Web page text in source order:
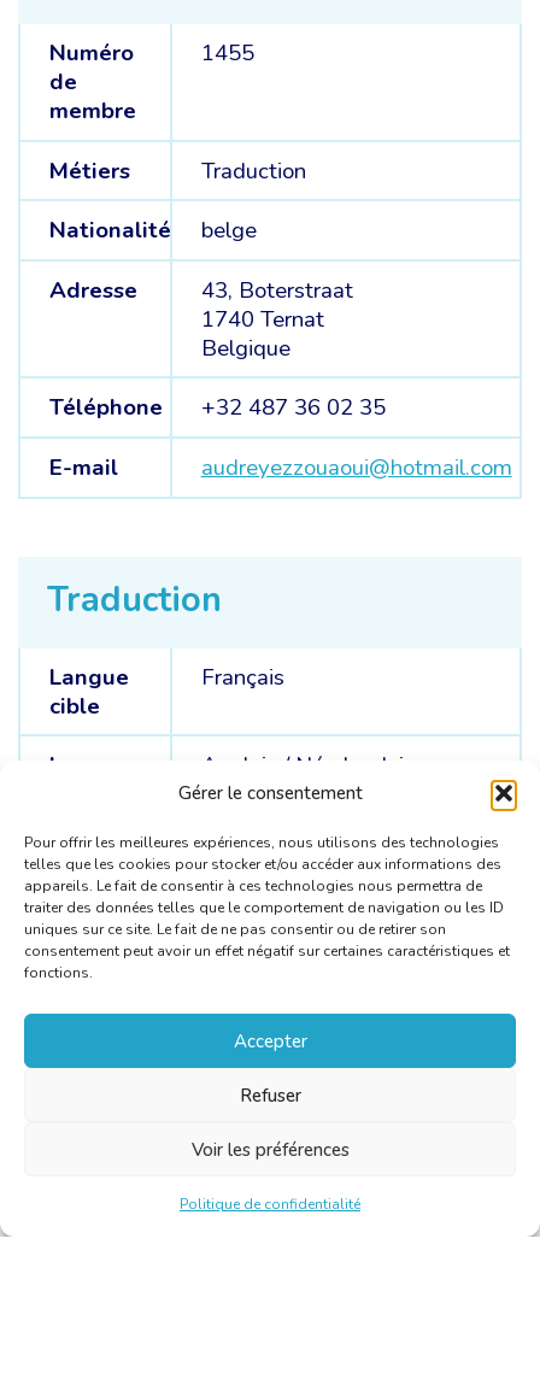
Gérer le consentement
Pour offrir les meilleures expériences, nous utilisons des technologies
telles que les cookies pour stocker et/ou accéder aux informations des
appareils. Le fait de consentir à ces technologies nous permettra de
traiter des données telles que le comportement de navigation ou les ID
uniques sur ce site. Le fait de ne pas consentir ou de retirer son
consentement peut avoir un effet négatif sur certaines caractéristiques et
fonctions.
Accepter
Refuser
Voir les préférences
Politique de confidentialité
Numéro
de
membre
1455
Métiers
Traduction
Nationalité
belge
Adresse
43, Boterstraat
1740 Ternat
Belgique
Téléphone
+32 487 36 02 35
E-mail
audreyezzouaoui@hotmail.com
Traduction
Langue
cible
Français
Langue
Anglais / Néerlandais